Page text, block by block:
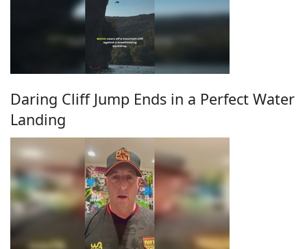
Daring Cliff Jump Ends in a Perfect Water
Landing